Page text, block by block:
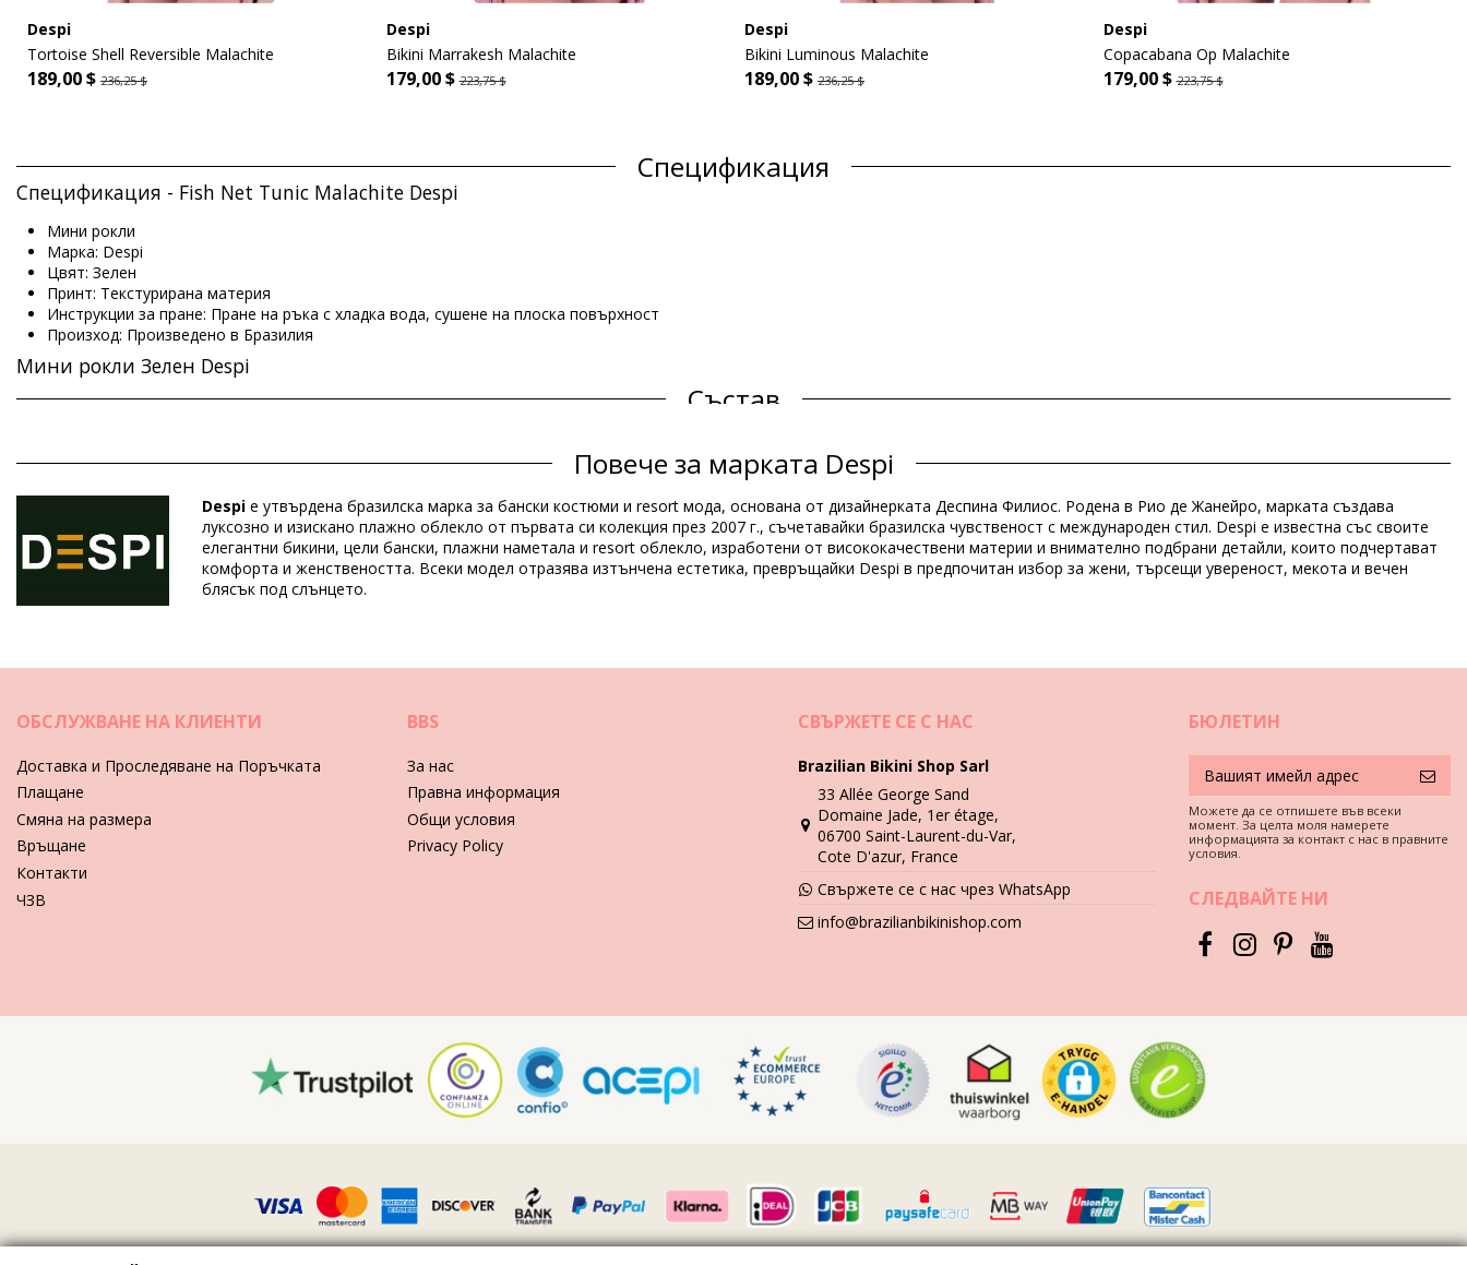
Despi
Tortoise Shell Reversible Malachite
189,00 $ 236,25 $
Despi
Bikini Marrakesh Malachite
179,00 $223,75 $
Despi
Bikini Luminous Malachite
189,00 $ 236,25 $
Despi
Copacabana Op Malachite
179,00 $223,75 $
Спецификация
Спецификация - Fish Net Tunic Malachite Despi
Мини рокли
Марка: Despi
Цвят: Зелен
Принт: Текстурирана материя
Инструкции за пране: Пране на ръка с хладка вода, сушене на плоска повърхност
Произход: Произведено в Бразилия
Мини рокли Зелен Despi
Състав
Продуктова информация
Отдел: ЖЕНИ, Мини рокли
Пакетът включва: 1 x Мини рокли (Други аксесоари не са включени)
HS CODE: 611430
SKU: 1987002792
EAN: S (7899677883107), M (7899677883091), L (7899677883084)
Справка за доставчик: 3439-34
Ретуширани снимки
Инструкции за грижа за: Despi Fish Net Tunic Malachite
Повече за марката Despi
Despi е утвърдена бразилска марка за бански костюми и resort мода, основана от дизайнерката Деспина Филиос. Родена в Рио де Жанейро, марката създава
луксозно и изискано плажно облекло от първата си колекция през 2007 г., съчетавайки бразилска чувственост с международен стил. Despi е известна със своите
елегантни бикини, цели бански, плажни наметала и resort облекло, изработени от висококачествени материи и внимателно подбрани детайли, които подчертават
комфорта и женствеността. Всеки модел отразява изтънчена естетика, превръщайки Despi в предпочитан избор за жени, търсещи увереност, мекота и вечен
блясък под слънцето.
ОБСЛУЖВАНЕ НА КЛИЕНТИ
Доставка и Проследяване на Поръчката
Плащане
Смяна на размера
Връщане
Контакти
ЧЗВ
BBS
За нас
Правна информация
Общи условия
Privacy Policy
СВЪРЖЕТЕ СЕ С НАС
Brazilian Bikini Shop Sarl
33 Allée George Sand
Domaine Jade, 1er étage,
06700 Saint-Laurent-du-Var,
Cote D'azur, France
Свържете се с нас чрез WhatsApp
info@brazilianbikinishop.com
БЮЛЕТИН
Можете да се отпишете във всеки
момент. За целта моля намерете
информацията за контакт с нас в правните
условия.
СЛЕДВАЙТЕ НИ